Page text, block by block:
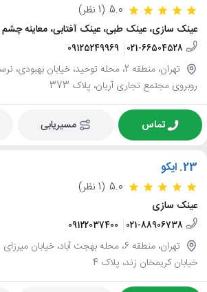
5.0 (1 نظر)
عینک سازی، عینک طبی، عینک آفتابی، معاینه چشم
021-66504528
09125249969
تهران، منطقه 2، محله توحید، خیابان
روبروی مجتمع تجاری آریان، پلاک 373
تماس مسیریابی
23. ایکو
5.0 (1 نظر)
عینک سازی
021-88906738
09122037400
تهران، منطقه 6، محله بهجت آباد، خیابان
خیابان کریمخان زند، پلاک 4